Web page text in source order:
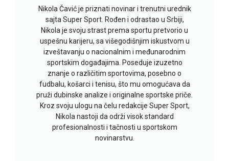
Nikola Čavić je priznati novinar i trenutni urednik
sajta Super Sport. Rođen i odrastao u Srbiji,
Nikola je svoju strast prema sportu pretvorio u
uspešnu karijeru, sa višegodišnjim iskustvom u
izveštavanju o nacionalnim i međunarodnim
sportskim događajima. Poseduje izuzetno
znanje o različitim sportovima, posebno o
fudbalu, košarci i tenisu, što mu omogućava da
pruži dubinske analize i originalne sportske priče.
Kroz svoju ulogu na čelu redakcije Super Sport,
Nikola nastoji da održi visok standard
profesionalnosti i tačnosti u sportskom
novinarstvu.